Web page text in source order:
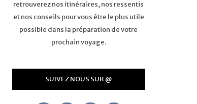
retrouverez nos itinéraires, nos ressentis
et nos conseils pour vous être le plus utile
possible dans la préparation de votre
prochain voyage.
SUIVEZ NOUS SUR @